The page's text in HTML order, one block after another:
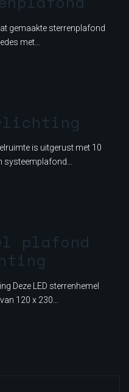
gemaakte sterrenplafond
met…
is uitgerust met 10
systeemplafond…
plafond
Deze LED sterrenhemel
120 x 230…